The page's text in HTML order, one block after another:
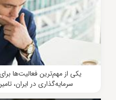
یکی از مهم‌ترین فعالیت‌ها
سرمایه‌گذاری در ایران،